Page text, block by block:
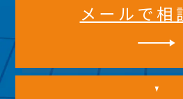
メールで相